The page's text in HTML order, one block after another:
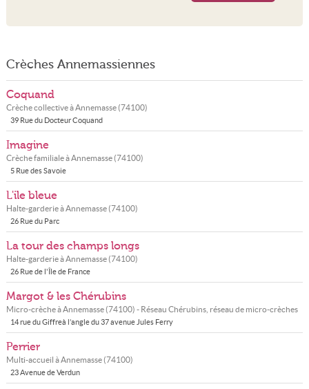
Crèches Annemassiennes
Coquand
Crèche collective àAnnemasse(74100)
39 Rue du Docteur Coquand
Imagine
Crèche familiale àAnnemasse(74100)
5 Rue des Savoie
L'ile bleue
Halte-garderie àAnnemasse(74100)
26 Rue du Parc
La tour des champs longs
Halte-garderie àAnnemasse(74100)
26 Rue de l'Île de France
Margot & les Chérubins
Micro-crèche àAnnemasse(74100) - Réseau Chérubins, réseau de micro-crèches
14 rue du Giffreà l’angle du 37 avenue Jules Ferry
Perrier
Multi-accueil àAnnemasse(74100)
23 Avenue de Verdun